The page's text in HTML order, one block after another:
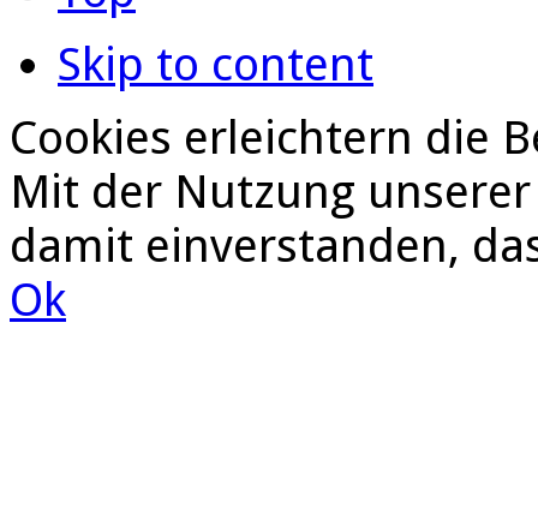
Skip to content
Cookies erleichtern die
Mit der Nutzung
damit einverstanden,
Ok